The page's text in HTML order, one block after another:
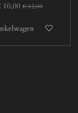
10,00 € 12,00